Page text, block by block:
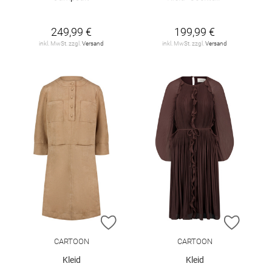
249,99 €
inkl. MwSt. zzgl. Versand
199,99 €
inkl. MwSt. zzgl. Versand
ZUR WUNSCHLISTE HINZUFÜGEN
CARTOON
Kleid
ZUR
CARTOON
Kleid